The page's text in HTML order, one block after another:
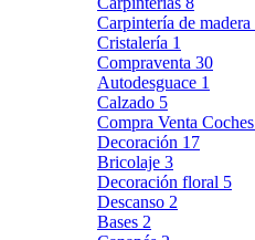
Carpintería de madera
Cristalería 1
Compraventa 30
Autodesguace 1
Calzado 5
Compra Venta Coches
Decoración 17
Bricolaje 3
Decoración floral 5
Descanso 2
Bases 2